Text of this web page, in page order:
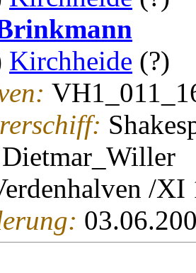
Kirchheide (?)
Dietmar_Willer
/XI